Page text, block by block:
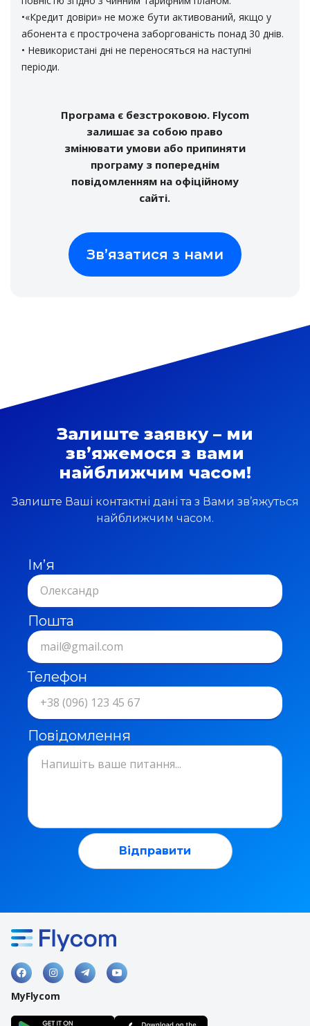
•«Кредит довіри» не може бути активований, якщо у
абонента є прострочена заборгованість понад 30 днів.
• Невикористані дні не переносяться на наступні
періоди.
Програма є безстроковою. Flycom
залишає за собою право
змінювати умови або припиняти
програму з попереднім
повідомленням на офіційному
сайті.
Зв’язатися з нами
Залиште заявку – ми
зв’яжемося з вами
найближчим часом!
Залиште Ваші контактні дані та з Вами зв’яжуться
найближчим часом.
Ім’я
Пошта
Телефон
Повідомлення
   
MyFlycom
с. Градениці. Магазин (Лелека), вул. Леніна,
с. Градениці. Магазин «Продукти»(Байова), вул. Леніна,
99
с. Захарівка (Фрунзівка). Магазин «Універмаг»
с. Козацьке. Магазин «ПП Бузила», вул. Міщенка, 6
с. Кам’янка, магазин. “Аптека”
с. Червона Коса. Магазин «Ніка»(Дядя Федя), вул.
Мічуріна, 18а
с. Лиманське, Магазин «Золотий ключик», ДОС 150, 1
с. Маразліївка, -> с.Олексіївка, вул. Нижня 32, маг.
с. Маяки. Магазин “Мобільні телефони”, вул. Богачова,
85а (ринок)
с. Маяки. Магазин “Смайл”, вул. Богачова, 85а (ринок)
с. Піонерське (с.Виноградне) Магазин ПП «У
с. Секретарівка. Магазин(Продукти), вул. Гагаріна, 140
с. Семенівка. (ПП Зайцев) Бар «Катруся», вул.
с. Староказаче. Магазин “Фотомагазин”, вул.
Горького, 22/2
с. Степанівка. Магазин ПП «Лосєв», Маназін ПП
с. Троїцьке. в універсамі «Троїцький», вул. Перемоги,
с. Щербанка. Магазин «Продукти» (біля бару), вул.
Суворова
с. Яськи. Універсам “АННА”, вул. Леніна, 79